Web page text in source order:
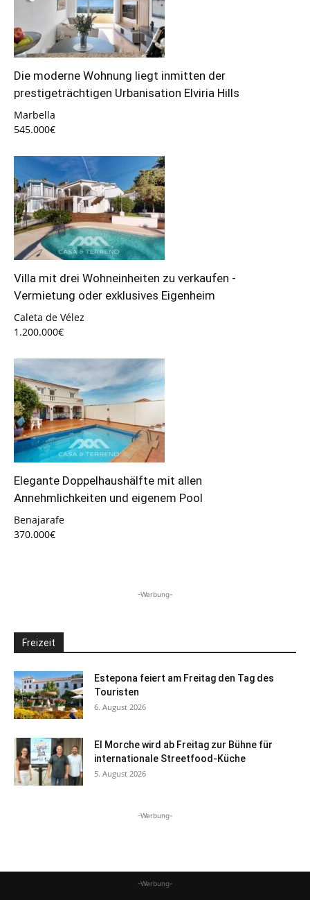
Die moderne Wohnung liegt inmitten der
prestigeträchtigen Urbanisation Elviria Hills
Marbella
545.000€
Villa mit drei Wohneinheiten zu verkaufen -
Vermietung oder exklusives Eigenheim
Caleta de Vélez
1.200.000€
Elegante Doppelhaushälfte mit allen
Annehmlichkeiten und eigenem Pool
Benajarafe
370.000€
-Werbung-
Freizeit
Estepona feiert am Freitag den Tag des
Touristen
6. August 2026
El Morche wird ab Freitag zur Bühne für
internationale Streetfood-Küche
5. August 2026
-Werbung-
-Werbung-